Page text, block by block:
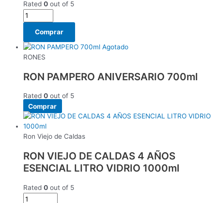
Rated 0 out of 5
Comprar
Agotado
RONES
RON PAMPERO ANIVERSARIO 700ml
Rated 0 out of 5
Comprar
Ron Viejo de Caldas
RON VIEJO DE CALDAS 4 AÑOS
ESENCIAL LITRO VIDRIO 1000ml
Rated 0 out of 5